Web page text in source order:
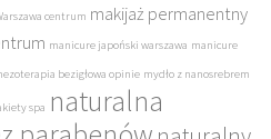
centrum makijaż permanentny
manicure japoński warszawa manicure
bezigłowa opinie mydło z nanosrebrem
spa naturalna